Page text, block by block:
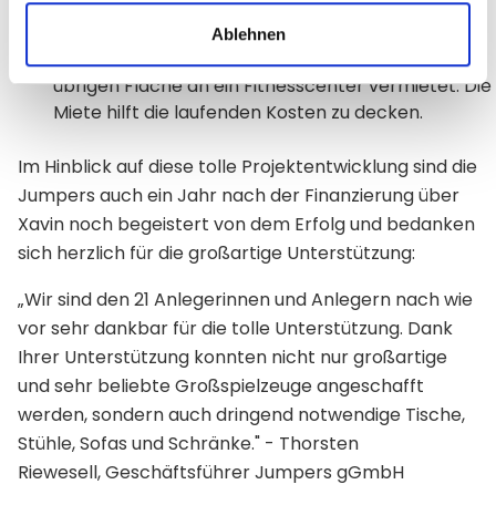
Ablehnen
Seit März 2021 haben die Jumpers 480qm der
übrigen Fläche an ein Fitnesscenter vermietet. Die
Miete hilft die laufenden Kosten zu decken.
Im Hinblick auf diese tolle Projektentwicklung sind die
Jumpers auch ein Jahr nach der Finanzierung über
Xavin noch begeistert von dem Erfolg und bedanken
sich herzlich für die großartige Unterstützung:
„Wir sind den 21 Anlegerinnen und Anlegern nach wie
vor sehr dankbar für die tolle Unterstützung. Dank
Ihrer Unterstützung konnten nicht nur großartige
und sehr beliebte Großspielzeuge angeschafft
werden, sondern auch dringend notwendige Tische,
Stühle, Sofas und Schränke." - Thorsten
Riewesell, Geschäftsführer Jumpers gGmbH